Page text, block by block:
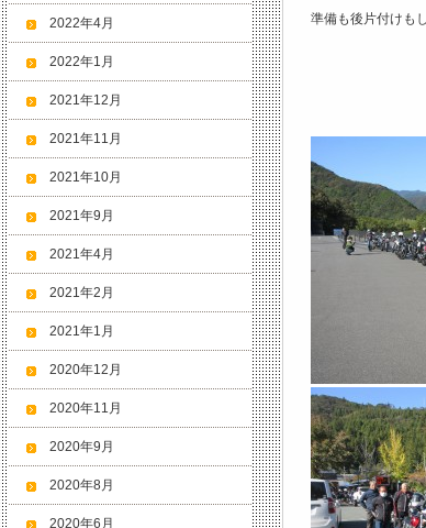
準備も後片付けも
2022年4月
2022年1月
2021年12月
2021年11月
2021年10月
2021年9月
2021年4月
2021年2月
2021年1月
2020年12月
2020年11月
2020年9月
2020年8月
2020年6月